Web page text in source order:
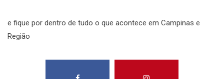
e fique por dentro de tudo o que acontece em Campinas e
Região